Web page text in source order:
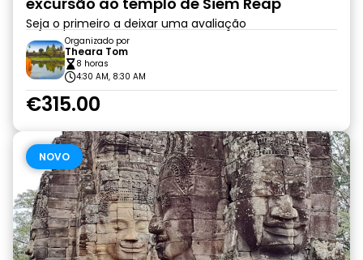
Seja o primeiro a deixar uma avaliação
Organizado por
Theara Tom
8 horas
4:30 AM, 8:30 AM
€315.00
NOVO